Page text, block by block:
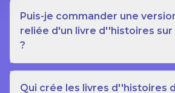
Puis-je commander une
reliée d'un livre d''histoires
?
Qui crée les livres d''histoires